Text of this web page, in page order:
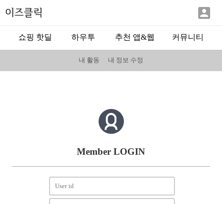
이즈클릭 
쇼핑 핫딜 하우투 추천 앱&웹 커뮤니티
내 활동 내 정보 수정
Member LOGIN